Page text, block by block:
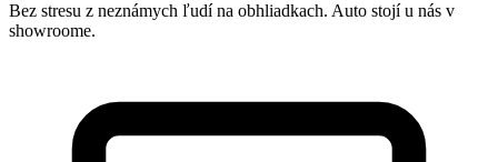
Bez stresu z neznámych ľudí na obhliadkach. Auto stojí u nás v
showroome.